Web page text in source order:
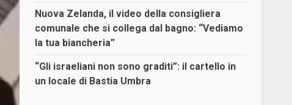
Nuova Zelanda, il video della consigliera
comunale che si collega dal bagno: “Vediamo
la tua biancheria”
“Gli israeliani non sono graditi”: il cartello in
un locale di Bastia Umbra